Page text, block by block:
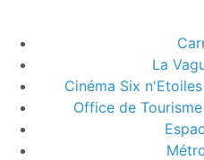
La
Cinéma Six
Office de